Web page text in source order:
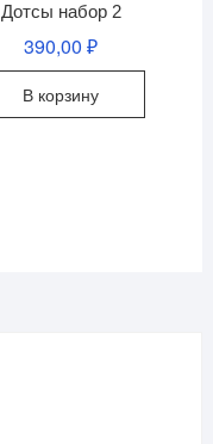
Дотсы набор 2
390,00₽
В корзину